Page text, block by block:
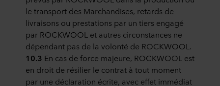
le transport des Marchandises, retards de
livraisons ou prestations par un tiers engagé
par ROCKWOOL et autres circonstances ne
dépendant pas de la volonté de ROCKWOOL.
10.3 En cas de force majeure, ROCKWOOL est
en droit de résilier le contrat à tout moment
par une déclaration écrite, avec effet immédiat